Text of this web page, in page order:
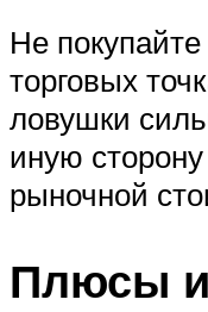
Не
торговых
ловушки
иную сторону
рыночной
Плюсы